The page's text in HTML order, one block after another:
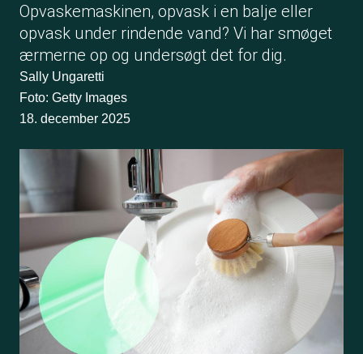
Opvaskemaskinen, opvask i en balje eller
opvask under rindende vand? Vi har smøget
ærmerne op og undersøgt det for dig.
Sally Ungaretti
Foto: Getty Images
18. december 2025